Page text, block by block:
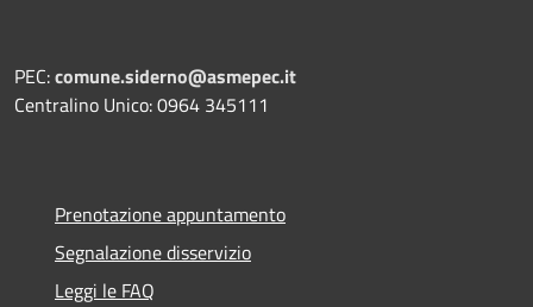
PEC:comune.siderno@asmepec.it
Centralino Unico: 0964 345111
Prenotazione appuntamento
Segnalazione disservizio
Leggi le FAQ